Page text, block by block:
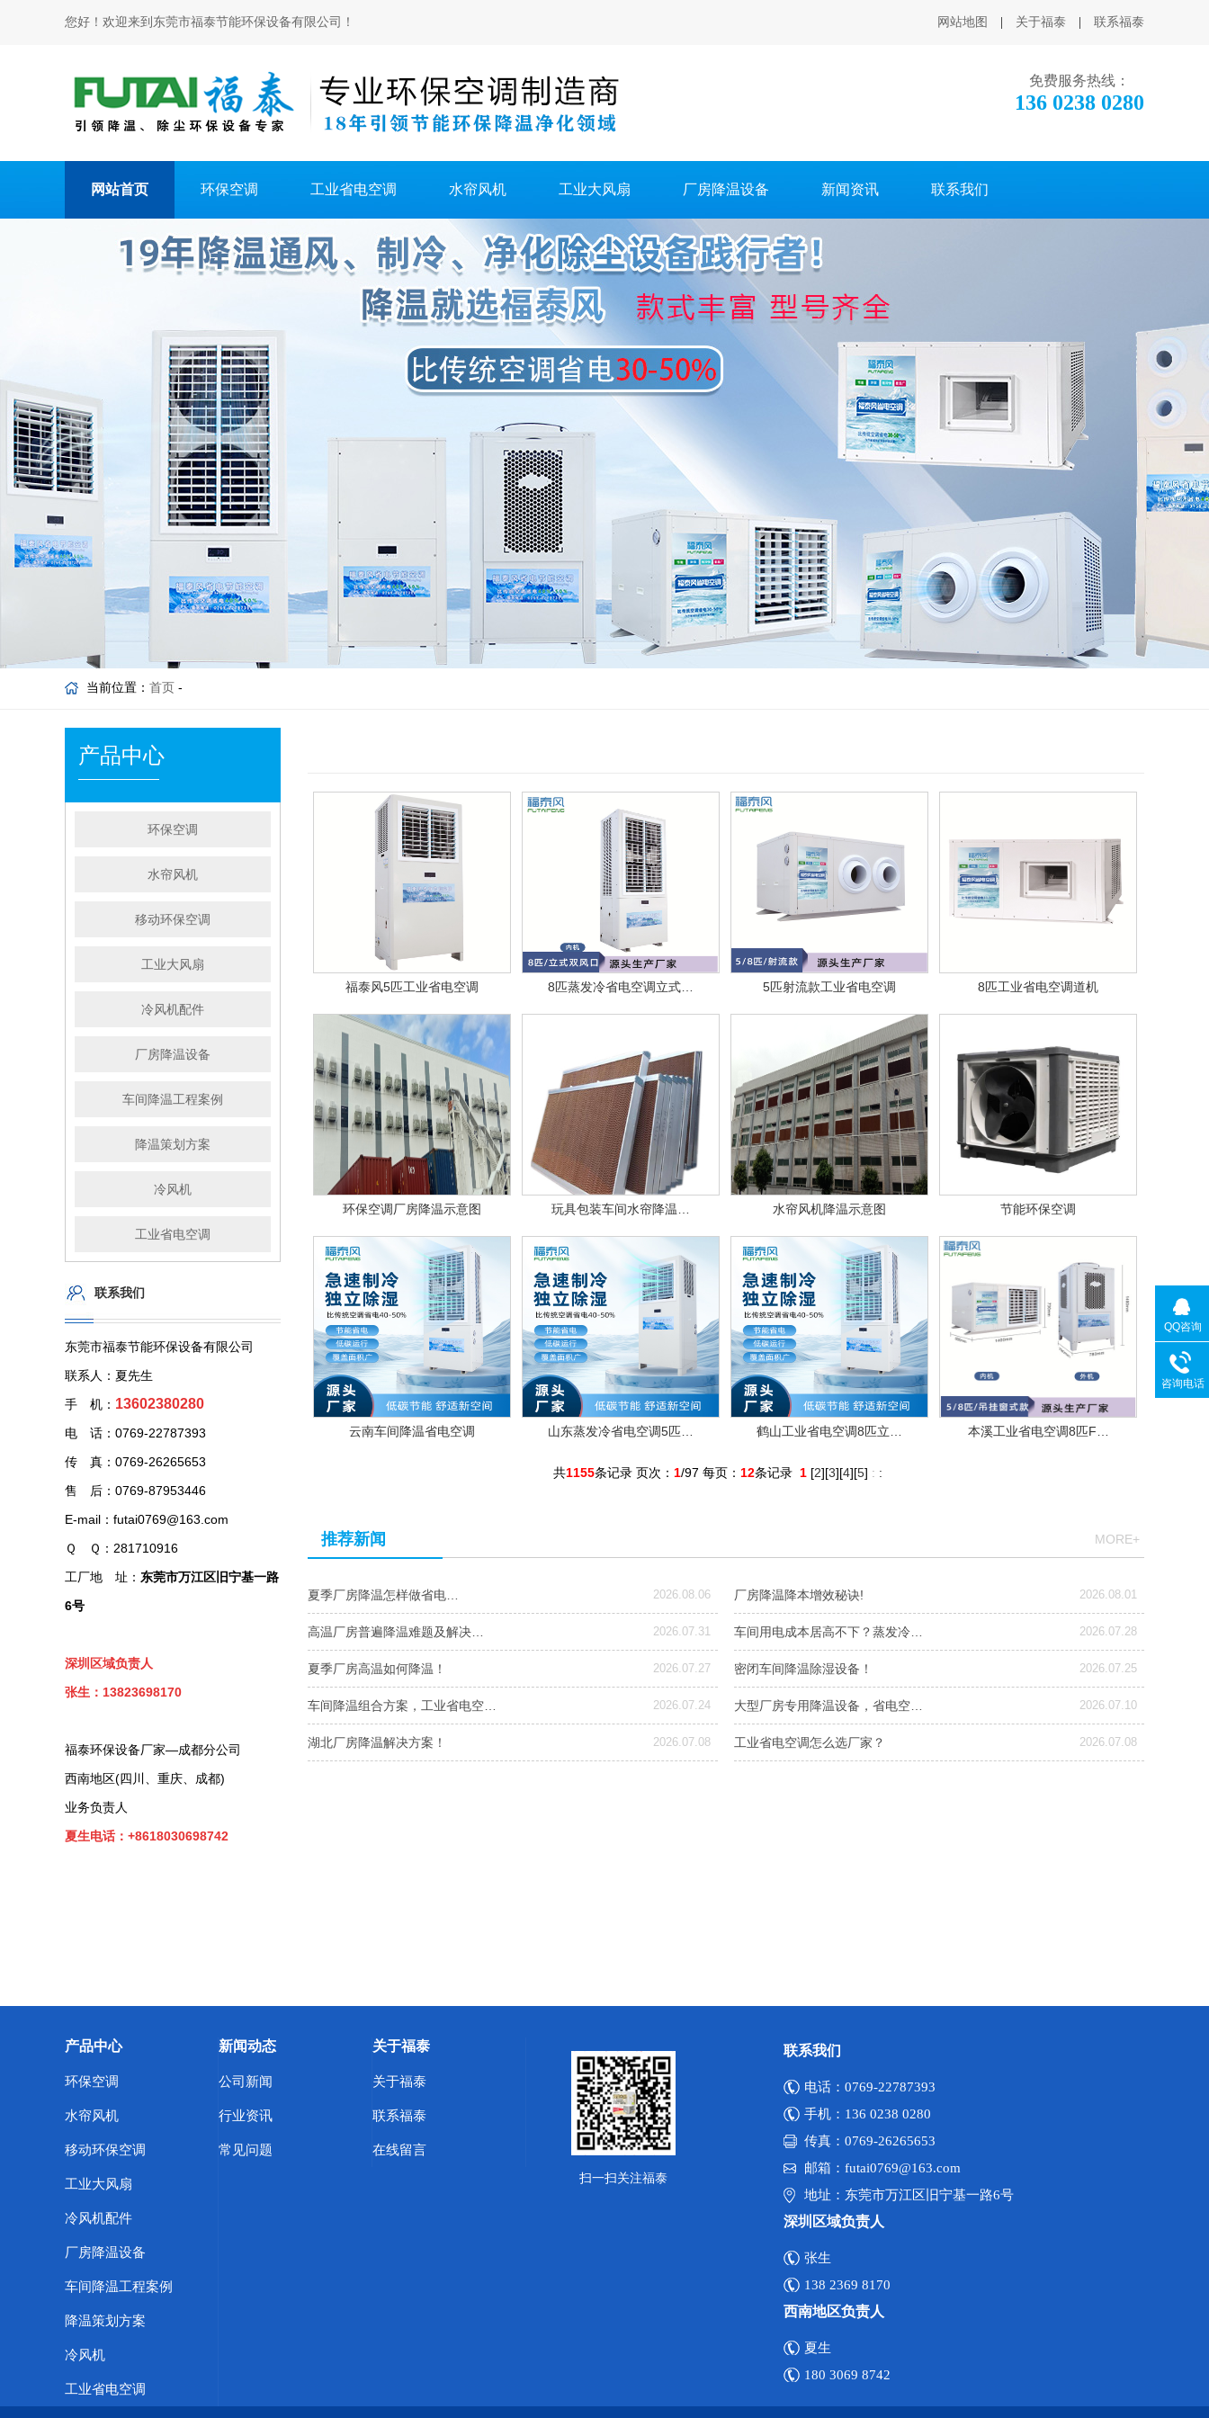
您好！欢迎来到东莞市福泰节能环保设备有限公司！ 网站地图 关于福泰 联系福泰
免费服务热线：
136 0238 0280
网站首页 环保空调 工业省电空调 水帘风机 工业大风扇 厂房降温设备 新闻资讯 联系我们
当前位置： 首页 -
产品中心
环保空调
水帘风机
移动环保空调
工业大风扇
冷风机配件
厂房降温设备
车间降温工程案例
降温策划方案
冷风机
工业省电空调
联系我们
东莞市福泰节能环保设备有限公司
联系人：夏先生
手 机： 13602380280
电 话：0769-22787393
传 真：0769-26265653
售 后：0769-87953446
E-mail：futai0769@163.com
Ｑ Ｑ：281710916
工厂地 址： 东莞市万江区旧宁基一路
6号
深圳区域负责人
张生：13823698170
福泰环保设备厂家—成都分公司
西南地区(四川、重庆、成都)
业务负责人
夏生电话：+8618030698742
福泰风5匹工业省电空调 8匹蒸发冷省电空调立式… 5匹射流款工业省电空调 8匹工业省电空调道机
环保空调厂房降温示意图 玩具包装车间水帘降温… 水帘风机降温示意图 节能环保空调
云南车间降温省电空调 山东蒸发冷省电空调5匹… 鹤山工业省电空调8匹立… 本溪工业省电空调8匹F…
共1155条记录 页次： 1/97 每页： 12条记录 1[2][3][4][5] : :
推荐新闻 MORE+
夏季厂房降温怎样做省电… 2026.08.06 厂房降温降本增效秘诀! 2026.08.01
高温厂房普遍降温难题及解决… 2026.07.31 车间用电成本居高不下？蒸发冷… 2026.07.28
夏季厂房高温如何降温！ 2026.07.27 密闭车间降温除湿设备！ 2026.07.25
车间降温组合方案，工业省电空… 2026.07.24 大型厂房专用降温设备，省电空… 2026.07.10
湖北厂房降温解决方案！ 2026.07.08 工业省电空调怎么选厂家？ 2026.07.08
产品中心
环保空调
水帘风机
移动环保空调
工业大风扇
冷风机配件
厂房降温设备
车间降温工程案例
降温策划方案
冷风机
工业省电空调
新闻动态
公司新闻
行业资讯
常见问题
关于福泰
关于福泰
联系福泰
在线留言
扫一扫关注福泰
联系我们
电话：0769-22787393
手机：136 0238 0280
传真：0769-26265653
邮箱：futai0769@163.com
地址：东莞市万江区旧宁基一路6号
深圳区域负责人
张生
138 2369 8170
西南地区负责人
夏生
180 3069 8742
QQ咨询
咨询电话